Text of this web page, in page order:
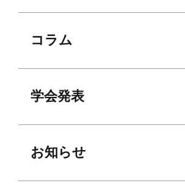
コラム
学会発表
お知らせ